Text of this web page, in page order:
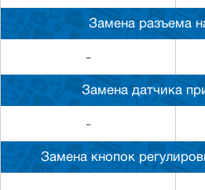
Замена разъема
-
Замена датчика
-
Замена кнопок